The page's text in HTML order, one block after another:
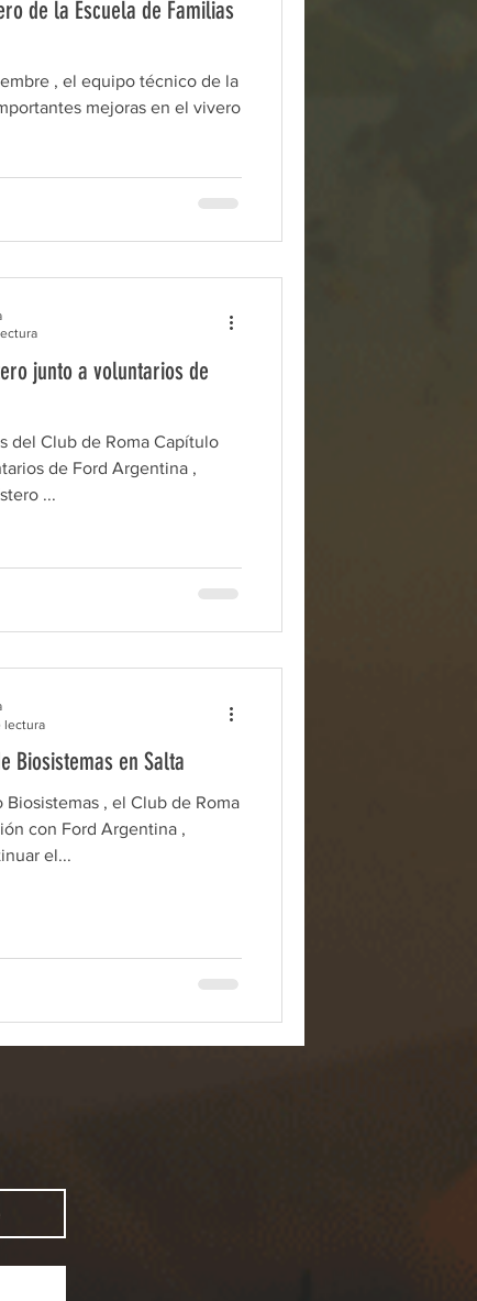
de la Escuela de Familias
, el equipo técnico de la
mejoras en el vivero
junto a voluntarios de
del Club de Roma Capítulo
de Ford Argentina ,
...
Biosistemas en Salta
, el Club de Roma
con Ford Argentina ,
el...
lectura